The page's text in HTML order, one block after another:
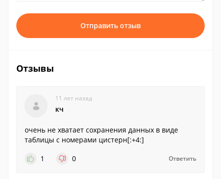
Отправить отзыв
Отзывы
11 лет назад
кч
очень не хватает сохранения данных в виде
таблицы с номерами цистерн[:+4:]
1
0 Ответить